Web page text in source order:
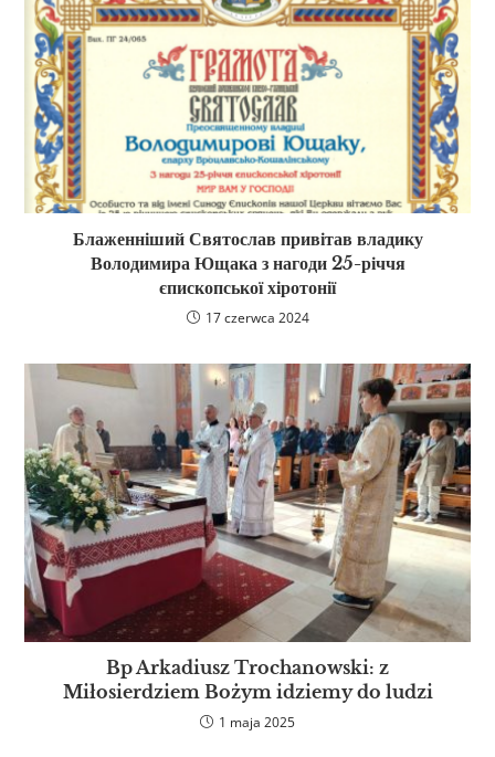
Блаженніший Святослав привітав владику
Володимира Ющака з нагоди 25-річчя
єпископської хіротонії
17 czerwca 2024
Bp Arkadiusz Trochanowski: z
Miłosierdziem Bożym idziemy do ludzi
1 maja 2025